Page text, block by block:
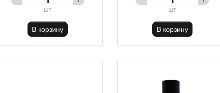
шт
В корзину
шт
В корзину